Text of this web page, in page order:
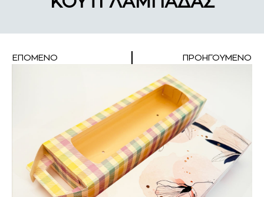
ΕΠΌΜΕΝΟ ΠΡΟΗΓΟΎΜΕΝΟ